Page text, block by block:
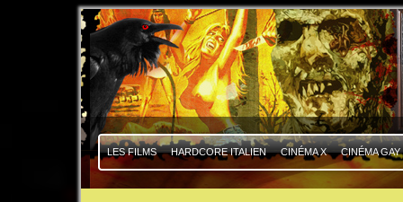
LES FILMS HARDCORE ITALIEN CINÉMA X CINÉMA GAY